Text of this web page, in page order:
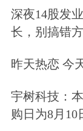
美股存储
闪迪暴跌超
暴跌超
深夜14股发
长，别搞错
昨天热恋 今
宇树科技：
购日为8月10